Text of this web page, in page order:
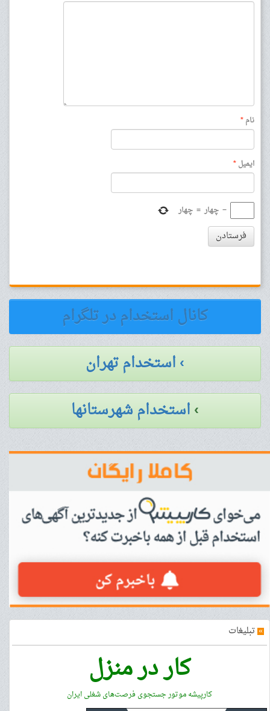
نام*
ایمیل*
− چهار = چهار
فرستادن
کانال استخدام در تلگرام
› استخدام تهران
›استخدام شهرستانها
» تبلیغات
کار در منزل
کارپیشه موتور جستجوی فرصت‌های شغلی ایران